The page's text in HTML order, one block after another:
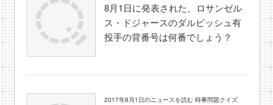
8月1日に発表された、ロサンゼル
ス・ドジャースのダルビッシュ有
投手の背番号は何番でしょう？
2017年8月1日のニュースを読む 時事問題クイズ